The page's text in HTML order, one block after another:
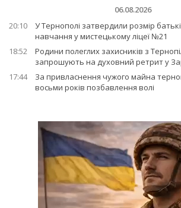
06.08.2026
20:10
У Тернополі затвердили розмір
навчання у мистецькому ліцеї №21
18:52
Родини полеглих захисників з
запрошують на духовний ретрит у
17:44
За привласнення чужого майна
восьми років позбавлення волі